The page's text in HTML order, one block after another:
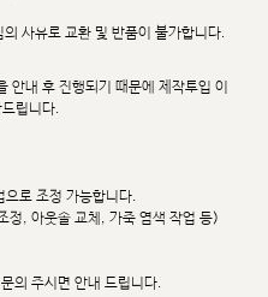
사유로 교환 및 반품이 불가합니다.
안내 후 진행되기 때문에 제작투입 이
립니다.
으로 조정 가능합니다.
정, 아웃솔 교체, 가죽 염색 작업 등)
의 주시면 안내 드립니다.